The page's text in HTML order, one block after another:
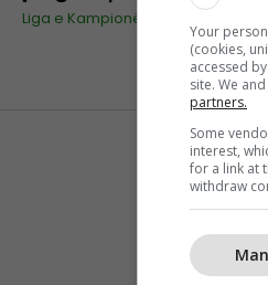
Liga e Kampionëve
Your
(cookies,
accessed
site. We
partners.
Some
interest,
for a link at
withdraw